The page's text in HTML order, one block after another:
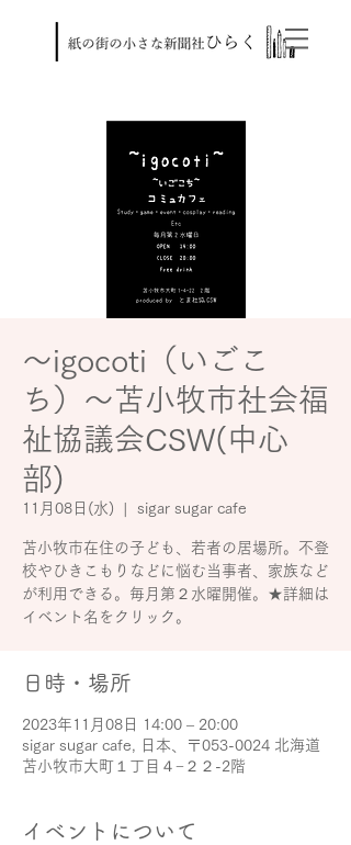
～igocoti（いごこ
ち）～苫小牧市社会福
祉協議会CSW(中心
部)
11月08日(水) sigar sugar cafe
苫小牧市在住の子ども、若者の居場所。不登
校やひきこもりなどに悩む当事者、家族など
が利用できる。毎月第２水曜開催。★詳細は
イベント名をクリック。
日時・場所
2023年11月08日 14:00 – 20:00
sigar sugar cafe, 日本、〒053-0024 北海道
苫小牧市大町１丁目４−２２-2階
イベントについて